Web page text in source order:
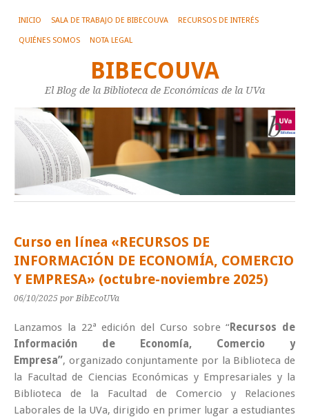
INICIO SALA DE TRABAJO DE BIBECOUVA RECURSOS DE INTERÉS
QUIÉNES SOMOS NOTA LEGAL
BIBECOUVA
El Blog de la Biblioteca de Económicas de la UVa
Curso en línea «RECURSOS DE
INFORMACIÓN DE ECONOMÍA, COMERCIO
Y EMPRESA» (octubre-noviembre 2025)
06/10/2025 por BibEcoUVa
Lanzamos la 22ª edición del Curso sobre “Recursos de
Información de Economía, Comercio y
Empresa”, organizado conjuntamente por la Biblioteca de
la Facultad de Ciencias Económicas y Empresariales y la
Biblioteca de la Facultad de Comercio y Relaciones
Laborales de la UVa, dirigido en primer lugar a estudiantes